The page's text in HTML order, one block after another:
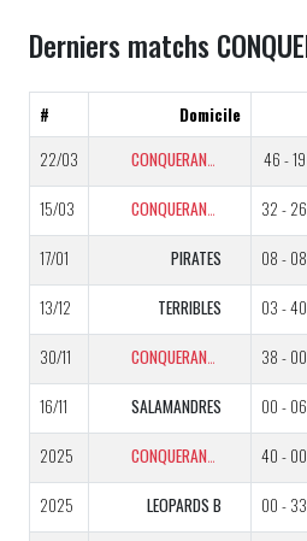
Derniers matchs
# Domicile
22/03
CONQUERANTS 46 - 19
15/03 CONQUERANTS 32 - 26
17/01 PIRATES 08 - 08
13/12 TERRIBLES 03 - 40
30/11 CONQUERANTS 38 - 00
16/11 SALAMANDRES 00 - 06
2025 CONQUERANTS 40 - 00
2025 LEOPARDS B 00 - 33